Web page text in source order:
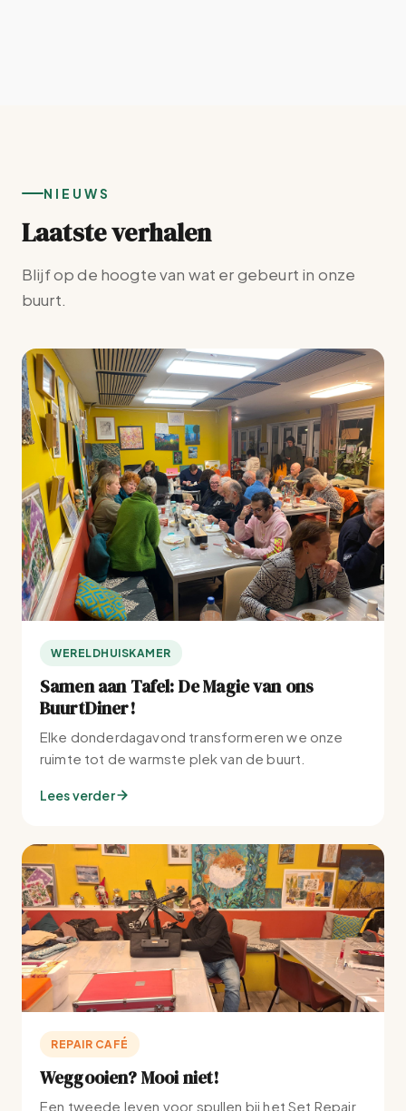
NIEUWS
Laatste verhalen
Blijf op de hoogte van wat er gebeurt in onze
buurt.
WERELDHUISKAMER
Samen aan Tafel: De Magie van ons
BuurtDiner!
Elke donderdagavond transformeren we onze
ruimte tot de warmste plek van de buurt.
Lees verder
REPAIR CAFÉ
Weggooien? Mooi niet!
Een tweede leven voor spullen bij het Set Repair